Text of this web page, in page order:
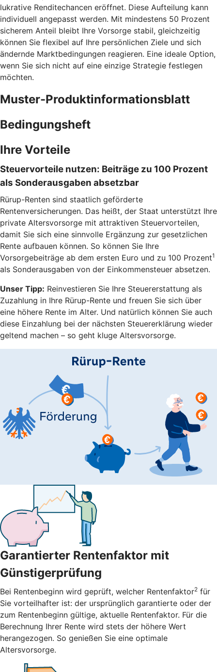
lukrative Renditechancen eröffnet. Diese Aufteilung kann
individuell angepasst werden. Mit mindestens 50 Prozent
sicherem Anteil bleibt Ihre Vorsorge stabil, gleichzeitig
können Sie flexibel auf Ihre persönlichen Ziele und sich
ändernde Marktbedingungen reagieren. Eine ideale Option,
wenn Sie sich nicht auf eine einzige Strategie festlegen
möchten.
Muster-Produktinformationsblatt
Bedingungsheft
Ihre Vorteile
Steuervorteile nutzen: Beiträge zu 100 Prozent
als Sonderausgaben absetzbar
Rürup-Renten sind staatlich geförderte
Rentenversicherungen. Das heißt, der Staat unterstützt Ihre
private Altersvorsorge mit attraktiven Steuervorteilen,
damit Sie sich eine sinnvolle Ergänzung zur gesetzlichen
Rente aufbauen können. So können Sie Ihre
Vorsorgebeiträge ab dem ersten Euro und zu 100 Prozent1
als Sonderausgaben von der Einkommensteuer absetzen.
Unser Tipp: Reinvestieren Sie Ihre Steuererstattung als
Zuzahlung in Ihre Rürup-Rente und freuen Sie sich über
eine höhere Rente im Alter. Und natürlich können Sie auch
diese Einzahlung bei der nächsten Steuererklärung wieder
geltend machen – so geht kluge Altersvorsorge.
Garantierter Rentenfaktor mit
Günstigerprüfung
Bei Rentenbeginn wird geprüft, welcher Rentenfaktor2 für
Sie vorteilhafter ist: der ursprünglich garantierte oder der
zum Rentenbeginn gültige, aktuelle Rentenfaktor. Für die
Berechnung Ihrer Rente wird stets der höhere Wert
herangezogen. So genießen Sie eine optimale
Altersvorsorge.